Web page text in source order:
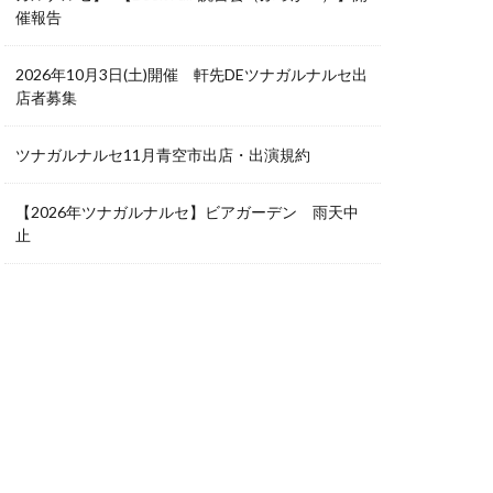
催報告
2026年10月3日(土)開催 軒先DEツナガルナルセ出
店者募集
ツナガルナルセ11月青空市出店・出演規約
【2026年ツナガルナルセ】ビアガーデン 雨天中
止